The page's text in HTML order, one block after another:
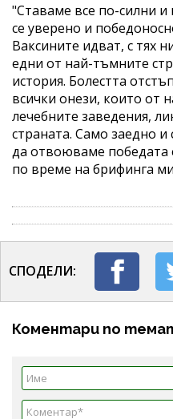
"Ставаме все по-силни
се уверено и
Ваксините идват, с тях
едни от най-тъмните
история. Болестта
всички онези, които от
лечебните заведения,
страната. Само заедно
да отвоюваме победата
по време на брифинга
СПОДЕЛИ:
Коментари по